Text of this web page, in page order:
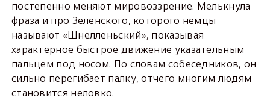
постепенно меняют мировоззрение. Мелькнула
фраза и про Зеленского, которого немцы
называют «Шнелленьский», показывая
характерное быстрое движение указательным
пальцем под носом. По словам собеседников, он
сильно перегибает палку, отчего многим людям
становится неловко.